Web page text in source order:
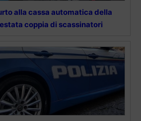
alla cassa automatica della
coppia di scassinatori